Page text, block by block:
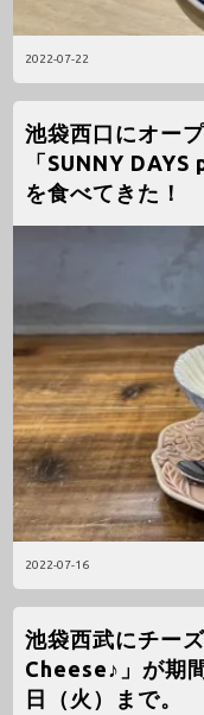
2022-07-22
2022-07-16
池袋西口にオー
「SUNNY
を食べてきた！
池袋西武にチー
Cheese♪」が期
日（火）まで。